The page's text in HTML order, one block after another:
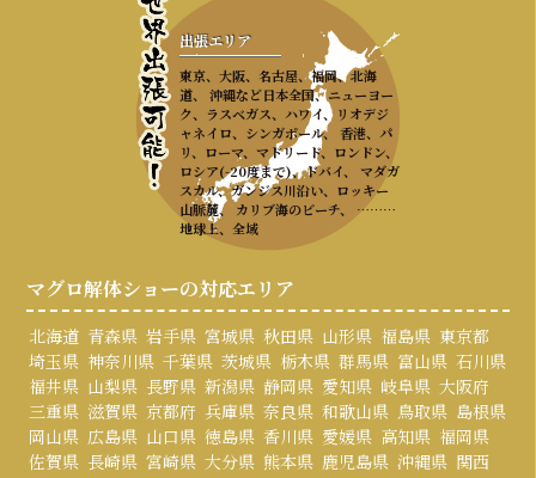
出張エリア
東京、大阪、名古屋、福岡、北海
道、 沖縄など日本全国、ニューヨー
ク、ラスベガス、ハワイ、リオデジ
ャネイロ、シンガポール、 香港、パ
リ、ローマ、マドリード、ロンドン、
ロシア(-20度まで)、ドバイ、 マダガ
スカル、ガンジス川沿い、ロッキー
山脈麓、 カリブ海のビーチ、 ………
地球上、全域
マグロ解体ショーの対応エリア
北海道 青森県 岩手県 宮城県 秋田県 山形県 福島県 東京都
埼玉県 神奈川県 千葉県 茨城県 栃木県 群馬県 富山県 石川県
福井県 山梨県 長野県 新潟県 静岡県 愛知県 岐阜県 大阪府
三重県 滋賀県 京都府 兵庫県 奈良県 和歌山県 鳥取県 島根県
岡山県 広島県 山口県 徳島県 香川県 愛媛県 高知県 福岡県
佐賀県 長崎県 宮崎県 大分県 熊本県 鹿児島県 沖縄県 関西